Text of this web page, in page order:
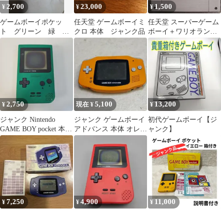
¥ 2,700
ゲームボーイポケッ
ト グリーン 緑
Nintendo ソフト付き
¥23,000
任天堂 ゲームボーイミ
クロ 本体 ジャンク品
¥1,500
任天堂 スーパーゲーム
ボーイ＋ワリオランド
ジャンク品
¥2,750
ジャンク Nintendo
GAME BOY pocket 本体
グリーン
現在 ¥5,100
ジャンク ゲームボーイ
アドバンス 本体 オレン
ジ
¥ 13,200
初代ゲームボーイ【ジ
ャンク】
¥7,250 ¥4,900 ¥ 11,000